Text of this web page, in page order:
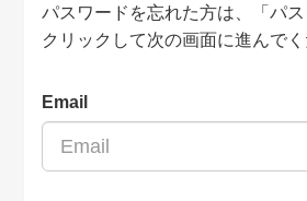
パスワードを忘れた方は、「パ
クリックして次の画面に進んでく
Email